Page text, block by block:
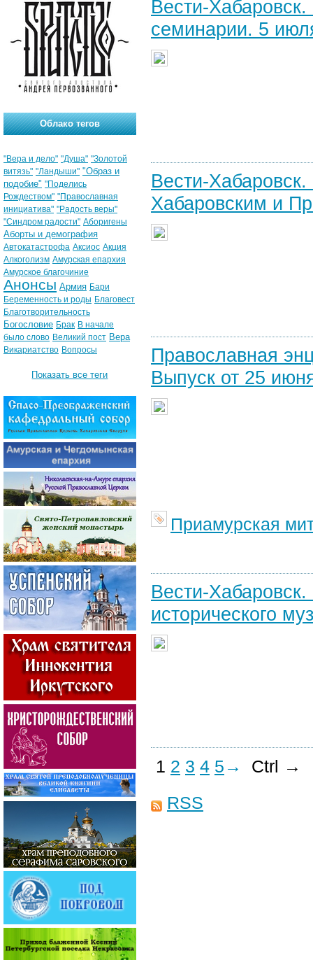
Вести-
семинарии. 5
Вести-
Хабаровским и
Православная
Выпуск от 25
Приамурская
Вести-
исторического
1 2 3 4 5 →
Ctrl →
RSS
Облако тегов
"Вера и дело" "Душа" "Золотой
витязь" "Ландыши" "Образ и
подобие" "Поделись
Рождеством" "Православная
инициатива" "Радость веры"
"Синдром радости" Аборигены
Аборты и демография
Автокатастрофа Аксиос Акция
Алкоголизм Амурская епархия
Амурское благочиние
Анонсы Армия Бари
Беременность и роды Благовест
Благотворительность
Богословие Брак В начале
было слово Великий пост Вера
Викариатство Вопросы
Показать все теги